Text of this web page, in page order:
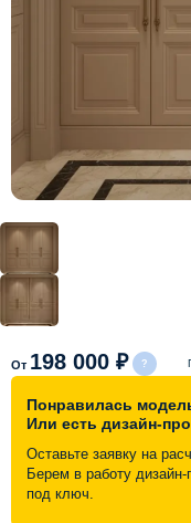
Рассрочка и кредит
Акции и скидки
Портфолио
Видеоотзывы
Контакты
От 198 000 ₽
Понравилась
Или есть дизайн-
Оставьте заявку на
Берем в работу дизайн-
под ключ.